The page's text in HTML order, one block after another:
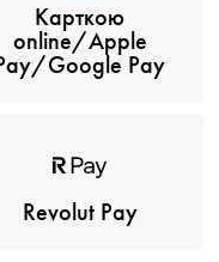
Карткою
online/Apple
Google Pay
Revolut Pay